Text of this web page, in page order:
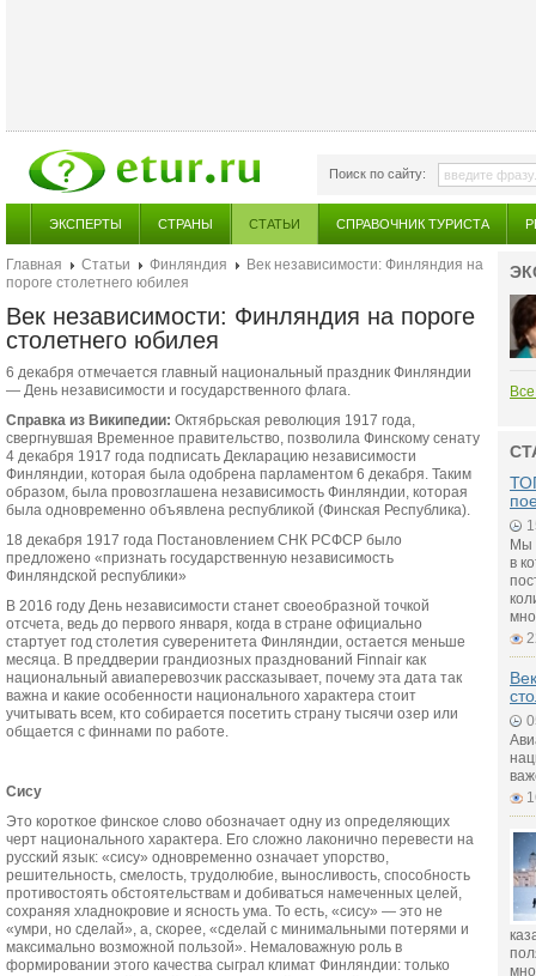
Поиск по сайту:
ЭКСПЕРТЫ СТРАНЫ СТАТЬИ СПРАВОЧНИК ТУРИСТА
Главная Статьи Финляндия
Век независимости: Финляндия на
пороге столетнего юбилея
Век независимости: Финляндия на пороге
столетнего юбилея
6 декабря отмечается главный национальный праздник Финляндии
— День независимости и государственного флага.
Справка из Википедии: Октябрьская революция 1917 года,
свергнувшая Временное правительство, позволила Финскому сенату
4 декабря 1917 года подписать Декларацию независимости
Финляндии, которая была одобрена парламентом 6 декабря. Таким
образом, была провозглашена независимость Финляндии, которая
была одновременно объявлена республикой (Финская Республика).
18 декабря 1917 года Постановлением СНК РСФСР было
предложено «признать государственную независимость
Финляндской республики»
В 2016 году День независимости станет своеобразной точкой
отсчета, ведь до первого января, когда в стране официально
стартует год столетия суверенитета Финляндии, остается меньше
месяца. В преддверии грандиозных празднований Finnair как
национальный авиаперевозчик рассказывает, почему эта дата так
важна и какие особенности национального характера стоит
учитывать всем, кто собирается посетить страну тысячи озер или
общается с финнами по работе.
Сису
Это короткое финское слово обозначает одну из определяющих
черт национального характера. Его сложно лаконично перевести на
русский язык: «сису» одновременно означает упорство,
решительность, смелость, трудолюбие, выносливость, способность
противостоять обстоятельствам и добиваться намеченных целей,
сохраняя хладнокровие и ясность ума. То есть, «сису» — это не
«умри, но сделай», а, скорее, «сделай с минимальными потерями и
максимально возможной пользой». Немаловажную роль в
формировании этого качества сыграл климат Финляндии: только
Мы
в